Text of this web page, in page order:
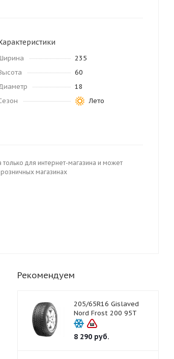
235
60
18
Лето
только для интернет-магазина и может
розничных магазинах
Рекомендуем
205/65R16 Gislaved
Nord Frost 200 95T
8 290руб.